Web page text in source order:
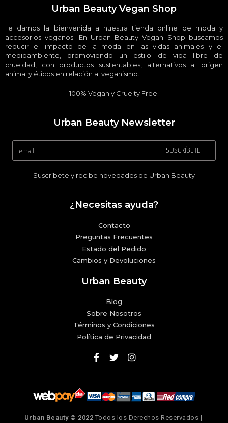
Urban Beauty Vegan Shop
Te damos la bienvenida a nuestra tienda online de moda y
accesorios veganos. En Urban Beauty Vegan Shop buscamos
reducir el impacto de la moda en las vidas animales y el
medioambiente, promoviendo un estilo de vida libre de
crueldad, con productos sustentables, alternativos al origen
animal y éticos en relación al veganismo.
100% Vegan y Cruelty Free.
Urban Beauty Newsletter
SUSCRÍBETE
Suscríbete y recibe novedades de Urban Beauty
¿Necesitas ayuda?
Contacto
Preguntas Frecuentes
Estado del Pedido
Cambios y Devoluciones
Urban Beauty
Blog
Sobre Nosotros
Términos y Condiciones
Política de Privacidad
Urban Beauty © 2022 Todos los Derechos Reservados |